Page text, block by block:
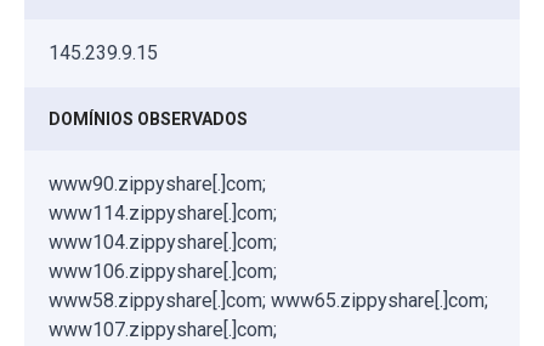
145.239.9.15
DOMÍNIOS OBSERVADOS
www90.zippyshare[.]com;
www114.zippyshare[.]com;
www104.zippyshare[.]com;
www106.zippyshare[.]com;
www58.zippyshare[.]com; www65.zippyshare[.]com;
www107.zippyshare[.]com;